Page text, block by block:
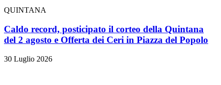
QUINTANA
Caldo record, posticipato il corteo della Quintana
del 2 agosto e Offerta dei Ceri in Piazza del Popolo
30 Luglio 2026